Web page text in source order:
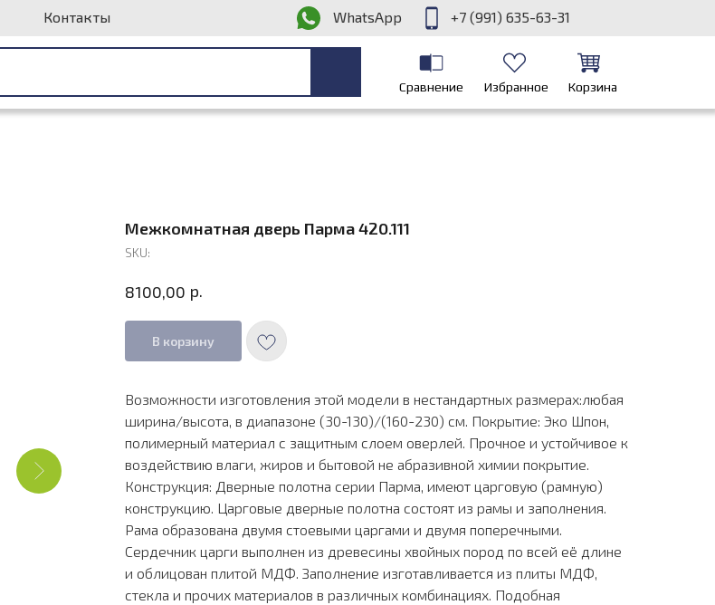
Контакты WhatsApp +7 (991) 635-63-31
Сравнение Избранное Корзина
Межкомнатная дверь Парма 420.111
SKU:
8100,00 р.
В корзину
Возможности изготовления этой модели в нестандартных размерах:любая
ширина/высота, в диапазоне (30-130)/(160-230) см. Покрытие: Эко Шпон,
полимерный материал с защитным слоем оверлей. Прочное и устойчивое к
воздействию влаги, жиров и бытовой не абразивной химии покрытие.
Конструкция: Дверные полотна серии Парма, имеют царговую (рамную)
конструкцию. Царговые дверные полотна состоят из рамы и заполнения.
Рама образована двумя стоевыми царгами и двумя поперечными.
Сердечник царги выполнен из древесины хвойных пород по всей её длине
и облицован плитой МДФ. Заполнение изготавливается из плиты МДФ,
стекла и прочих материалов в различных комбинациях. Подобная